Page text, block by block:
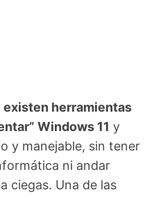
existen herramientas
Windows 11 y
y manejable, sin tener
ni andar
ciegas. Una de las